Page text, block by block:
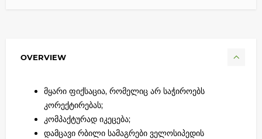
OVERVIEW
მყარი ფიქსაცია, რომელიც არ საჭიროებს
კორექტირებას;
კომპაქტურად იკეცება;
დამცავი რბილი სამაგრები ველოსიპედის